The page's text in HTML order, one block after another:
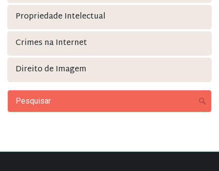
Propriedade Intelectual
Crimes na Internet
Direito de Imagem